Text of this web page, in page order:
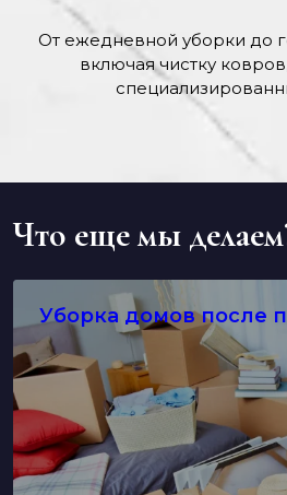
От ежедневной уборки до
включая чистку
Что еще мы
Уборка домов после